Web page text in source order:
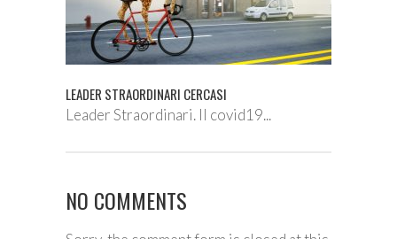
LEADER STRAORDINARI CERCASI
Leader Straordinari. Il covid19...
NO COMMENTS